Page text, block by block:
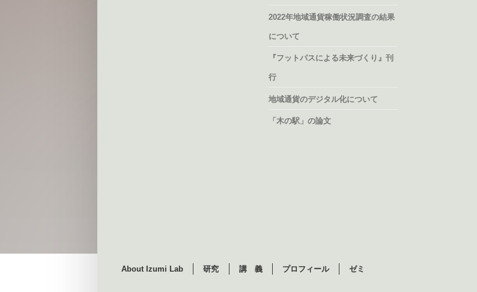
2022年地域通貨稼働状況調査の結果
について
『フットパスによる未来づくり』刊
行
地域通貨のデジタル化について
「木の駅」の論文
About Izumi Lab
研究 講 義 プロフィール ゼミ